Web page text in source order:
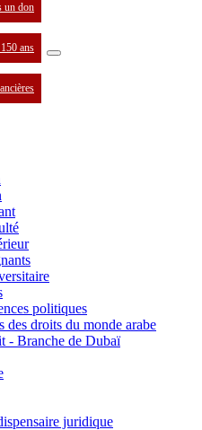
un don
ans
politiques
des droits du monde arabe
- Branche de Dubaï
juridique